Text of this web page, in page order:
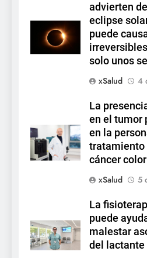
advierten
eclipse
puede
solo unos
xSalud
4
La
en el tumor
en la
tratamiento
cáncer
xSalud
5
La
puede
malestar
del lactante